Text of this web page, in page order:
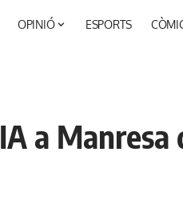
OPINIÓ ESPORTS
a Manresa